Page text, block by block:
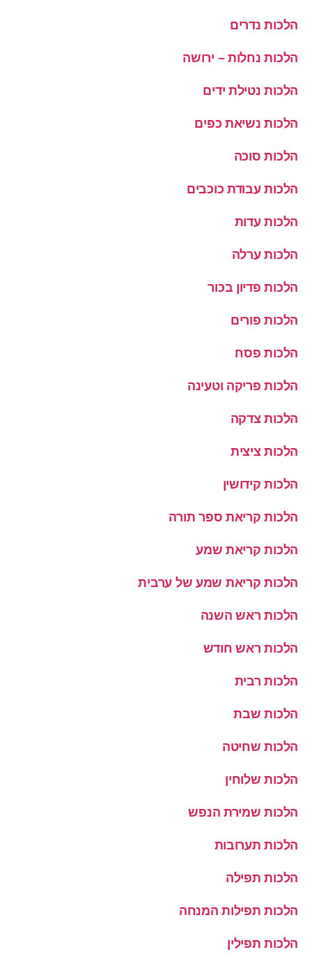
הלכות נדרים
הלכות נחלות – ירושה
הלכות נטילת ידים
הלכות נשיאת כפים
הלכות סוכה
הלכות עבודת כוכבים
הלכות עדות
הלכות ערלה
הלכות פדיון בכור
הלכות פורים
הלכות פסח
הלכות פריקה וטעינה
הלכות צדקה
הלכות ציצית
הלכות קידושין
הלכות קריאת ספר תורה
הלכות קריאת שמע
הלכות קריאת שמע של ערבית
הלכות ראש השנה
הלכות ראש חודש
הלכות רבית
הלכות שבת
הלכות שחיטה
הלכות שלוחין
הלכות שמירת הנפש
הלכות תערובות
הלכות תפילה
הלכות תפילות המנחה
הלכות תפילין